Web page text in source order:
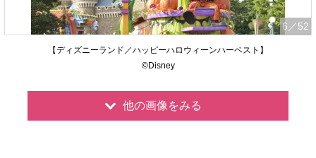
6 ／52
【ディズニーランド／ハッピーハロウィーンハーベスト】
©Disney
他の画像をみる